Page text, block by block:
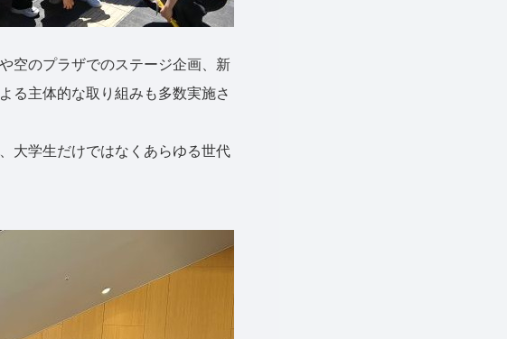
空のプラザでのステージ企画、新
る主体的な取り組みも多数実施さ
大学生だけではなくあらゆる世代